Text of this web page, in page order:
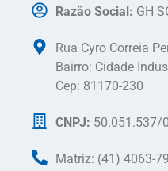
Razão Social: GH
Rua Cyro Correia
Bairro: Cidade
Cep: 81170-230
CNPJ: 50.051.537/
Matriz: (41) 4063-